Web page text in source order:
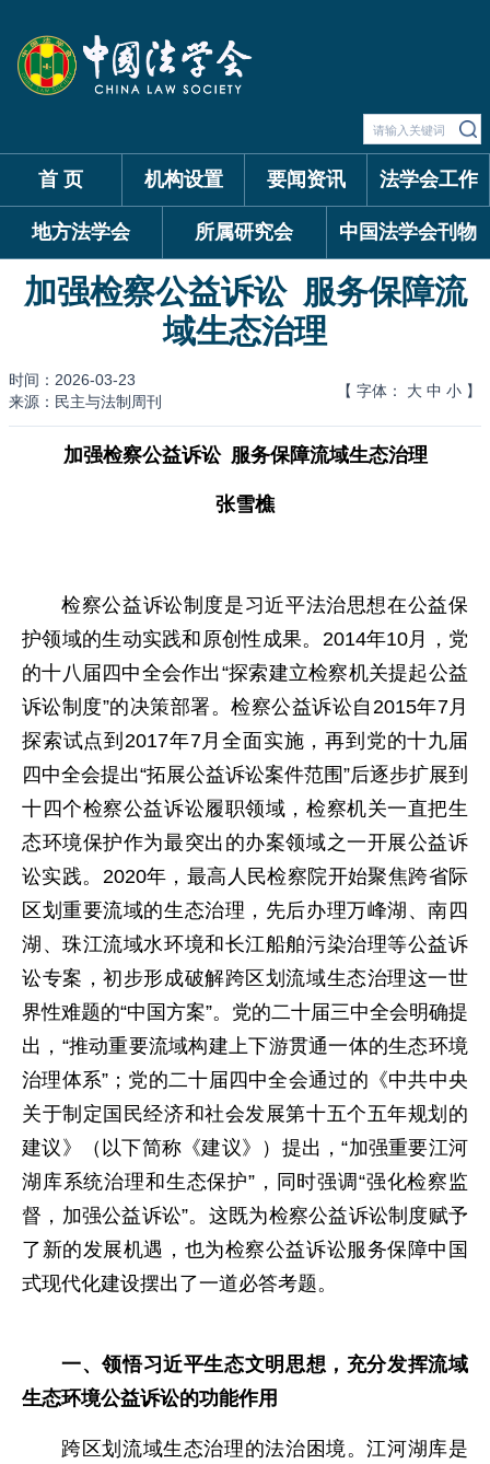
首 页 机构设置 要闻资讯 法学会工作
地方法学会 所属研究会 中国法学会刊物
加强检察公益诉讼 服务保障流
域生态治理
时间：2026-03-23
来源：民主与法制周刊
【 字体： 大 中 小 】
加强检察公益诉讼 服务保障流域生态治理
张雪樵
检察公益诉讼制度是习近平法治思想在公益保
护领域的生动实践和原创性成果。2014年10月，党
的十八届四中全会作出“探索建立检察机关提起公益
诉讼制度”的决策部署。检察公益诉讼自2015年7月
探索试点到2017年7月全面实施，再到党的十九届
四中全会提出“拓展公益诉讼案件范围”后逐步扩展到
十四个检察公益诉讼履职领域，检察机关一直把生
态环境保护作为最突出的办案领域之一开展公益诉
讼实践。2020年，最高人民检察院开始聚焦跨省际
区划重要流域的生态治理，先后办理万峰湖、南四
湖、珠江流域水环境和长江船舶污染治理等公益诉
讼专案，初步形成破解跨区划流域生态治理这一世
界性难题的“中国方案”。党的二十届三中全会明确提
出，“推动重要流域构建上下游贯通一体的生态环境
治理体系”；党的二十届四中全会通过的《中共中央
关于制定国民经济和社会发展第十五个五年规划的
建议》（以下简称《建议》）提出，“加强重要江河
湖库系统治理和生态保护”，同时强调“强化检察监
督，加强公益诉讼”。这既为检察公益诉讼制度赋予
了新的发展机遇，也为检察公益诉讼服务保障中国
式现代化建设摆出了一道必答考题。
一、领悟习近平生态文明思想，充分发挥流域
生态环境公益诉讼的功能作用
跨区划流域生态治理的法治困境。江河湖库是